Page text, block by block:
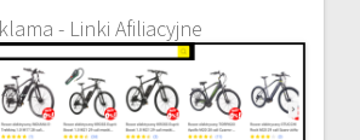
- Linki Afiliacyjne